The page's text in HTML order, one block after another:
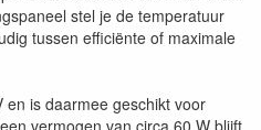
stel je de temperatuur
tussen efficiënte of maximale
en is daarmee geschikt voor
vermogen van circa 60 W blijft